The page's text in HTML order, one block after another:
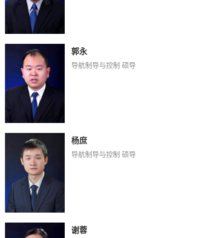
郭永
导航制导与控制 硕导
杨庶
导航制导与控制 硕导
谢蓉